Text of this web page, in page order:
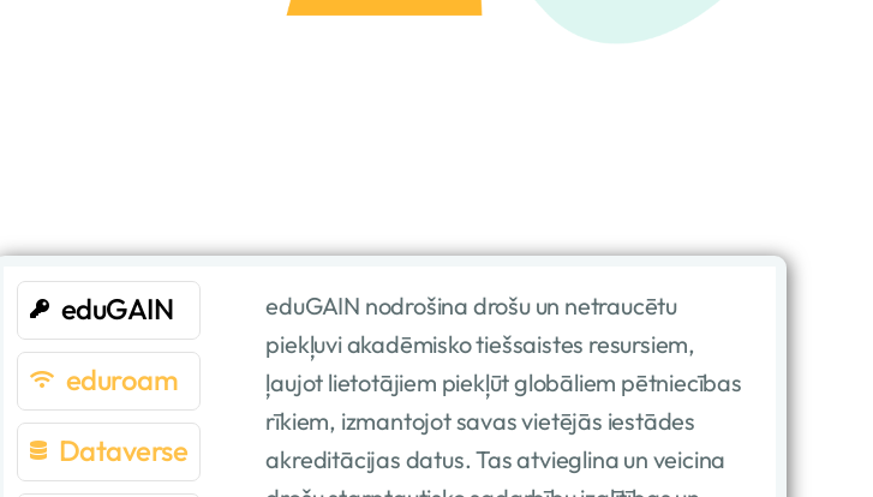
eduGAIN
eduroam
Dataverse
eduGAIN nodrošina drošu un netraucētu
piekļuvi akadēmisko tiešsaistes resursiem,
ļaujot lietotājiem piekļūt globāliem pētniecības
rīkiem, izmantojot savas vietējās iestādes
akreditācijas datus. Tas atvieglina un veicina